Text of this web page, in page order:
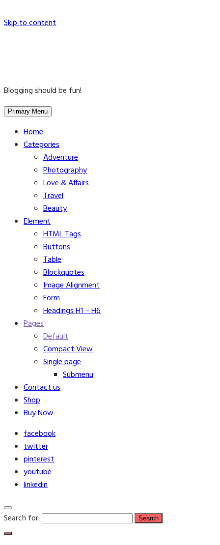
Skip to content
Blogging should be fun!
Primary Menu
Home
Categories
Adventure
Photography
Love & Affairs
Travel
Beauty
Element
HTML Tags
Buttons
Table
Blockquotes
Image Alignment
Form
Headings H1 – H6
Pages
Default
Compact View
Single page
Submenu
Contact us
Shop
Buy Now
facebook
twitter
pinterest
youtube
linkedin
Search for: